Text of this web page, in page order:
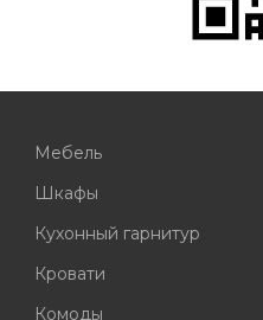
Мебель
Шкафы
Кухонный гарнитур
Кровати
Комоды